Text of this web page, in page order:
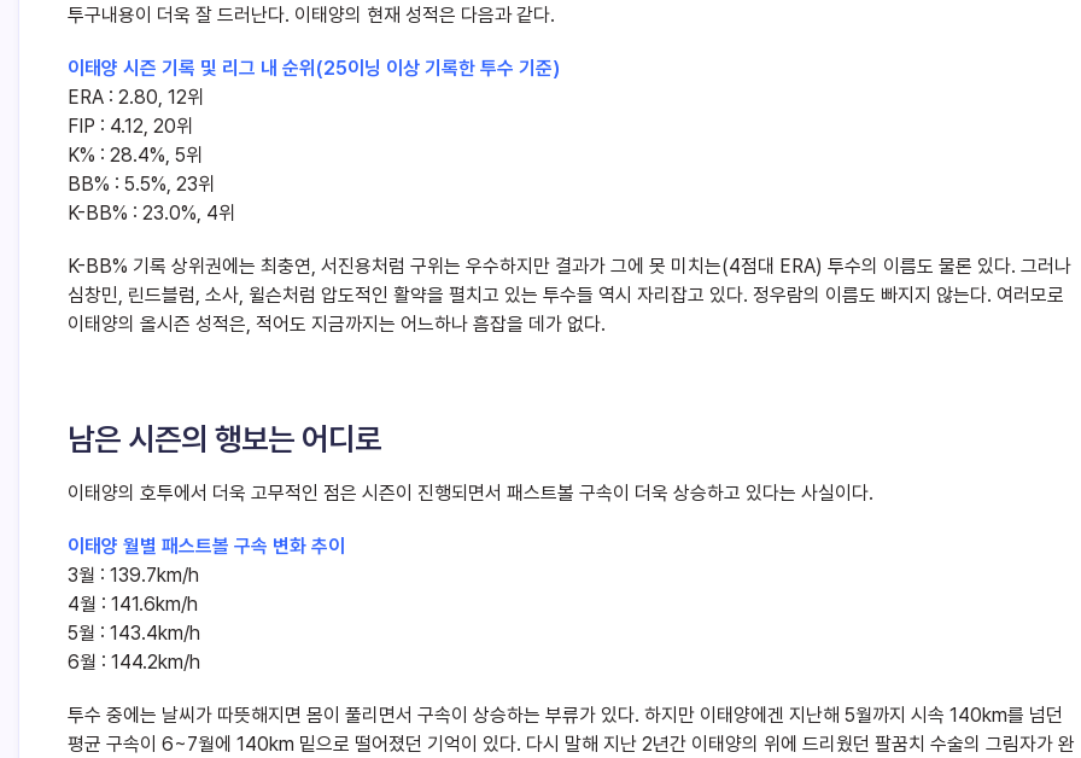
투구내용이 더욱 잘 드러난다. 이태양의 현재 성적은 다음과 같다.
이태양 시즌 기록 및 리그 내 순위(25이닝 이상 기록한 투수 기준)
ERA : 2.80, 12위
FIP : 4.12, 20위
K% : 28.4%, 5위
BB% : 5.5%, 23위
K-BB% : 23.0%, 4위
K-BB% 기록 상위권에는 최충연, 서진용처럼 구위는 우수하지만 결과가 그에 못 미치는(4점대 ERA) 투수의 이름도 물론 있다. 그러나
심창민, 린드블럼, 소사, 윌슨처럼 압도적인 활약을 펼치고 있는 투수들 역시 자리잡고 있다. 정우람의 이름도 빠지지 않는다. 여러모로
이태양의 올시즌 성적은, 적어도 지금까지는 어느하나 흠잡을 데가 없다.
남은 시즌의 행보는 어디로
이태양의 호투에서 더욱 고무적인 점은 시즌이 진행되면서 패스트볼 구속이 더욱 상승하고 있다는 사실이다.
이태양 월별 패스트볼 구속 변화 추이
3월 : 139.7km/h
4월 : 141.6km/h
5월 : 143.4km/h
6월 : 144.2km/h
투수 중에는 날씨가 따뜻해지면 몸이 풀리면서 구속이 상승하는 부류가 있다. 하지만 이태양에겐 지난해 5월까지 시속 140km를 넘던
평균 구속이 6~7월에 140km 밑으로 떨어졌던 기억이 있다. 다시 말해 지난 2년간 이태양의 위에 드리웠던 팔꿈치 수술의 그림자가 완